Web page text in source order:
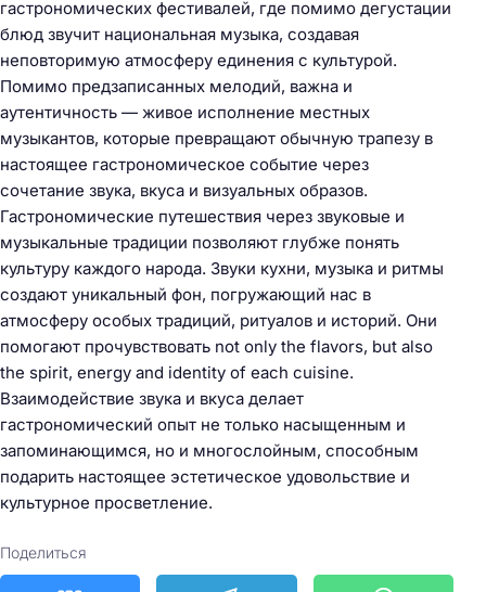
гастрономических фестивалей, где помимо дегустации
блюд звучит национальная музыка, создавая
неповторимую атмосферу единения с культурой.
Помимо предзаписанных мелодий, важна и
аутентичность — живое исполнение местных
музыкантов, которые превращают обычную трапезу в
настоящее гастрономическое событие через
сочетание звука, вкуса и визуальных образов.
Гастрономические путешествия через звуковые и
музыкальные традиции позволяют глубже понять
культуру каждого народа. Звуки кухни, музыка и ритмы
создают уникальный фон, погружающий нас в
атмосферу особых традиций, ритуалов и историй. Они
помогают прочувствовать not only the flavors, but also
the spirit, energy and identity of each cuisine.
Взаимодействие звука и вкуса делает
гастрономический опыт не только насыщенным и
запоминающимся, но и многослойным, способным
подарить настоящее эстетическое удовольствие и
культурное просветление.
Поделиться